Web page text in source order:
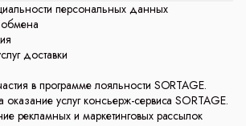
персональных данных
обмена
доставки
в программе лояльности SORTAGE.
услуг консьерж-сервиса SORTAGE.
рекламных и маркетинговых рассылок